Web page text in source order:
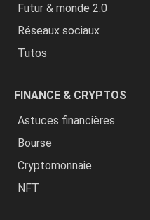
Futur & monde 2.0
Réseaux sociaux
Tutos
FINANCE & CRYPTOS
Astuces financières
Bourse
Cryptomonnaie
NFT